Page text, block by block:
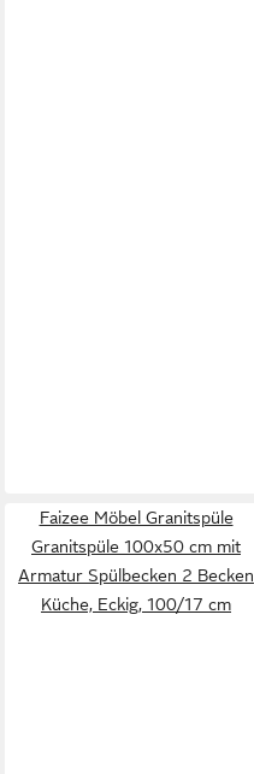
Faizee Möbel Granitspüle
Granitspüle 100x50 cm mit
Armatur Spülbecken 2 Becken
Küche, Eckig, 100/17 cm